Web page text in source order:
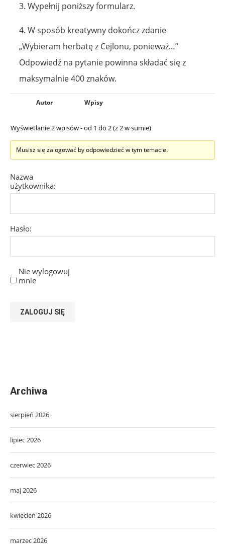
3. Wypełnij poniższy formularz.
4. W sposób kreatywny dokończ zdanie
„Wybieram herbatę z Cejlonu, ponieważ…”
Odpowiedź na pytanie powinna składać się z
maksymalnie 400 znaków.
Autor Wpisy
Wyświetlanie 2 wpisów - od 1 do 2 (z 2 w sumie)
Musisz się zalogować by odpowiedzieć w tym temacie.
Nazwa
użytkownika:
Hasło:
Nie wylogowuj
mnie
ZALOGUJ SIĘ
Archiwa
sierpień 2026
lipiec 2026
czerwiec 2026
maj 2026
kwiecień 2026
marzec 2026